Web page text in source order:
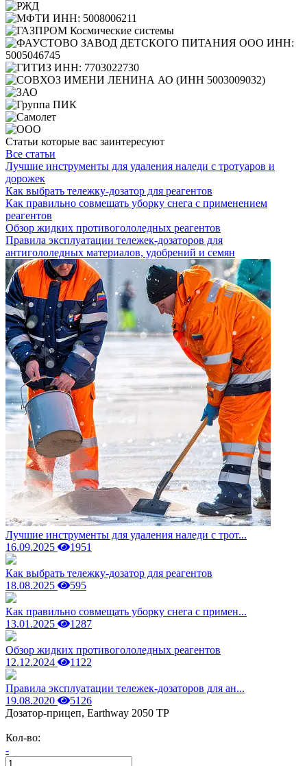
Статьи которые вас заинтересуют
Все статьи
Лучшие инструменты для удаления наледи с тротуаров и
дорожек
Как выбрать тележку-дозатор для реагентов
Как правильно совмещать уборку снега с применением
реагентов
Обзор жидких противогололедных реагентов
Правила эксплуатации тележек-дозаторов для
антигололедных материалов, удобрений и семян
Лучшие инструменты для удаления наледи с трот...
16.09.2025
1951
Как выбрать тележку-дозатор для реагентов
18.08.2025
595
Как правильно совмещать уборку снега с примен...
13.01.2025
1287
Обзор жидких противогололедных реагентов
12.12.2024
1122
Правила эксплуатации тележек-дозаторов для ан...
19.08.2020
5126
Дозатор-прицеп, Earthway 2050 ТP
Кол-во:
-